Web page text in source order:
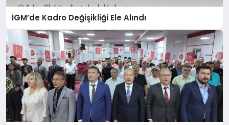
İGM’de Kadro Değişikliği Ele Alındı